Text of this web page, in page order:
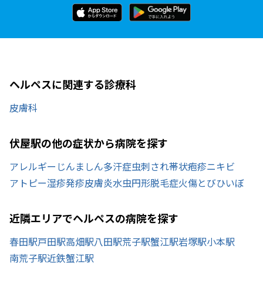
ヘルペスに関連する診療科
皮膚科
伏屋駅の他の症状から病院を探す
アレルギー じんましん多汗症虫刺され帯状疱疹ニキビ
アトピー湿疹発疹皮膚炎水虫円形脱毛症火傷とびひいぼ
近隣エリアでヘルペスの病院を探す
春田駅戸田駅高畑駅八田駅荒子駅蟹江駅岩塚駅小本駅
南荒子駅近鉄蟹江駅